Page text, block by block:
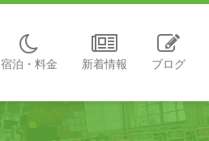
宿泊・料金 新着情報 ブログ